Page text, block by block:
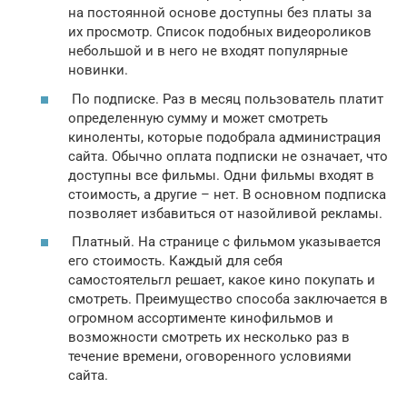
на постоянной основе доступны без платы за
их просмотр. Список подобных видеороликов
небольшой и в него не входят популярные
новинки.
По подписке. Раз в месяц пользователь платит
определенную сумму и может смотреть
киноленты, которые подобрала администрация
сайта. Обычно оплата подписки не означает, что
доступны все фильмы. Одни фильмы входят в
стоимость, а другие – нет. В основном подписка
позволяет избавиться от назойливой рекламы.
Платный. На странице с фильмом указывается
его стоимость. Каждый для себя
самостоятельгл решает, какое кино покупать и
смотреть. Преимущество способа заключается в
огромном ассортименте кинофильмов и
возможности смотреть их несколько раз в
течение времени, оговоренного условиями
сайта.